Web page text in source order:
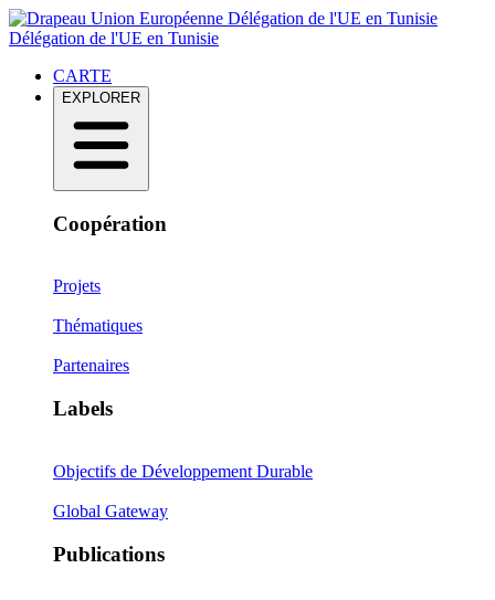
Délégation de l'UE en Tunisie
Délégation de l'UE en Tunisie
CARTE
EXPLORER
Coopération
Projets
Thématiques
Partenaires
Labels
Objectifs de Développement Durable
Global Gateway
Publications